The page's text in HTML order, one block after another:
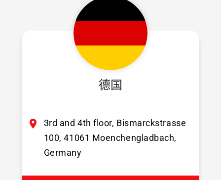
德国
3rd and 4th floor, Bismarckstrasse
100, 41061 Moenchengladbach,
Germany